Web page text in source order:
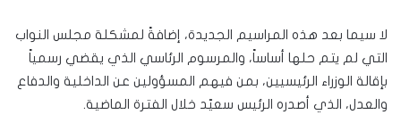
لا سيما بعد هذه المراسيم الجديدة، إضافةً لمشكلة مجلس النواب
التي لم يتم حلها أساساً، والمرسوم الرئاسي الذي يقضي رسمياً
بإقالة الوزراء الرئيسيين، بمن فيهم المسؤولين عن الداخلية والدفاع
والعدل، الذي أصدره الرئيس سعيّد خلال الفترة الماضية.